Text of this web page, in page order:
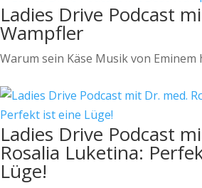
Ladies Drive Podcast
Wampfler
Warum sein Käse Musik von Eminem
Ladies Drive Podcast
Rosalia Luketina:
Lüge!